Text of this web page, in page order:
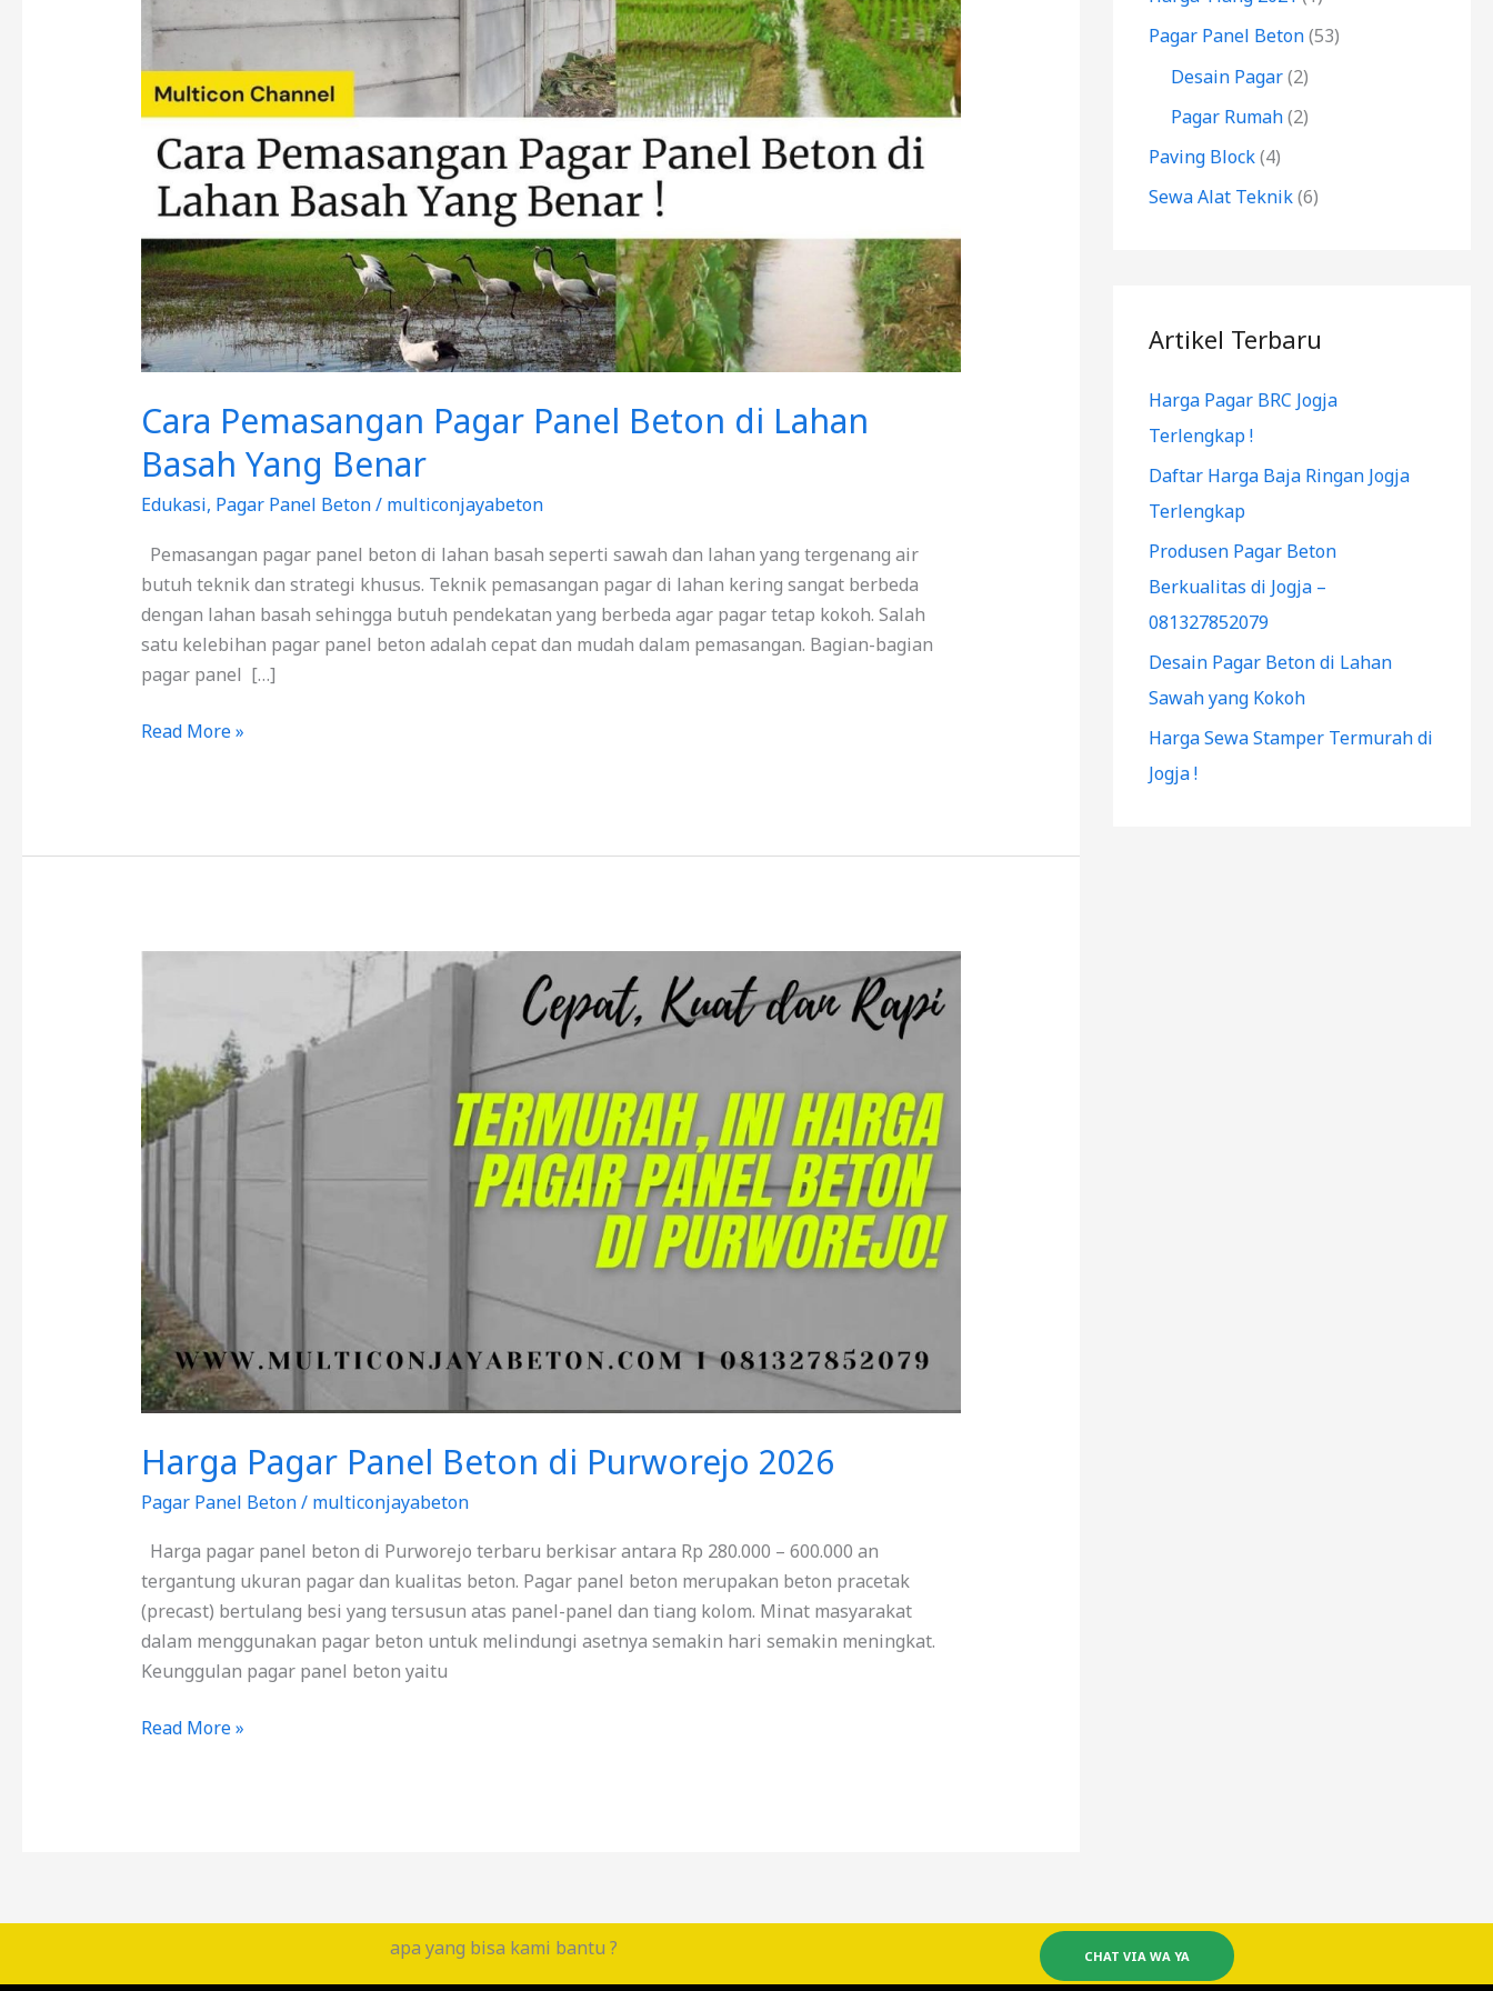
Cara Pemasangan Pagar Panel Beton di Lahan
Basah Yang Benar
Edukasi, Pagar Panel Beton/ multiconjayabeton
Pemasangan pagar panel beton di lahan basah seperti sawah dan lahan yang tergenang air
butuh teknik dan strategi khusus. Teknik pemasangan pagar di lahan kering sangat berbeda
dengan lahan basah sehingga butuh pendekatan yang berbeda agar pagar tetap kokoh. Salah
satu kelebihan pagar panel beton adalah cepat dan mudah dalam pemasangan. Bagian-bagian
pagar panel […]
Beton
di
Lahan
Basah
Yang
Benar
Read More »
Harga Pagar Panel Beton di Purworejo 2026
Pagar Panel Beton/ multiconjayabeton
Harga pagar panel beton di Purworejo terbaru berkisar antara Rp 280.000 – 600.000 an
tergantung ukuran pagar dan kualitas beton. Pagar panel beton merupakan beton pracetak
(precast) bertulang besi yang tersusun atas panel-panel dan tiang kolom. Minat masyarakat
dalam menggunakan pagar beton untuk melindungi asetnya semakin hari semakin meningkat.
Keunggulan pagar panel beton yaitu
Beton
di
Purworejo
2026
Read More »
k
Pagar Panel Beton(53)
Desain Pagar(2)
Pagar Rumah(2)
Paving Block(4)
Sewa Alat Teknik(6)
Artikel Terbaru
Harga Pagar BRC Jogja
Terlengkap !
Daftar Harga Baja Ringan Jogja
Terlengkap
Produsen Pagar Beton
Berkualitas di Jogja –
081327852079
Desain Pagar Beton di Lahan
Sawah yang Kokoh
Harga Sewa Stamper Termurah di
Jogja !
apa yang bisa kami bantu ? CHAT VIA WA YA